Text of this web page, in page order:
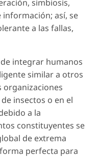
simbiosis,
así, se
a las fallas,
integrar humanos
similar a otros
organizaciones
insectos o en el
a la
constituyentes se
de extrema
perfecta para